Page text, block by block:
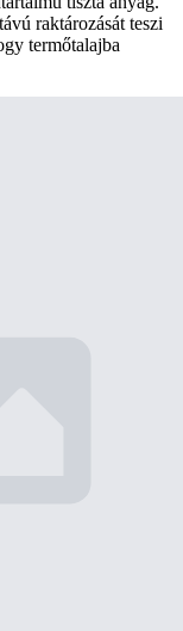
raktározását teszi
termőtalajba